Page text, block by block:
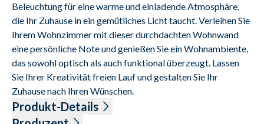
Beleuchtung für eine warme und einladende Atmosphäre,
die Ihr Zuhause in ein gemütliches Licht taucht. Verleihen Sie
Ihrem Wohnzimmer mit dieser durchdachten Wohnwand
eine persönliche Note und genießen Sie ein Wohnambiente,
das sowohl optisch als auch funktional überzeugt. Lassen
Sie Ihrer Kreativität freien Lauf und gestalten Sie Ihr
Zuhause nach Ihren Wünschen.
Produkt-Details
Korpus und Front in Asteiche, Griff schwarz Matt, Fuß